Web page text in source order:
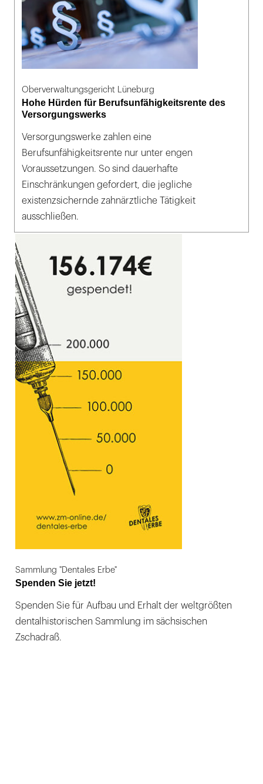
Oberverwaltungsgericht Lüneburg
Hohe Hürden für Berufsunfähigkeitsrente des
Versorgungswerks
Versorgungswerke zahlen eine
Berufsunfähigkeitsrente nur unter engen
Voraussetzungen. So sind dauerhafte
Einschränkungen gefordert, die jegliche
existenzsichernde zahnärztliche Tätigkeit
ausschließen.
Sammlung "Dentales Erbe"
Spenden Sie jetzt!
Spenden Sie für Aufbau und Erhalt der weltgrößten
dentalhistorischen Sammlung im sächsischen
Zschadraß.